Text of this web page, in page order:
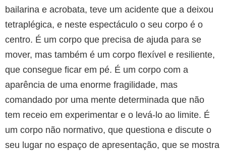
bailarina e acrobata, teve um acidente que a deixou
tetraplégica, e neste espectáculo o seu corpo é o
centro. É um corpo que precisa de ajuda para se
mover, mas também é um corpo flexível e resiliente,
que consegue ficar em pé. É um corpo com a
aparência de uma enorme fragilidade, mas
comandado por uma mente determinada que não
tem receio em experimentar e o levá-lo ao limite. É
um corpo não normativo, que questiona e discute o
seu lugar no espaço de apresentação, que se mostra